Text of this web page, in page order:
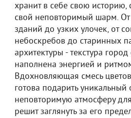
хранит в себе свою историю,
свой неповторимый шарм.
зданий до узких улочек, от
небоскребов до старинных
архитектуры - текстура
наполнена энергией и
Вдохновляющая смесь
готова подарить уникальный
неповторимую атмосферу
решит заглянуть за его